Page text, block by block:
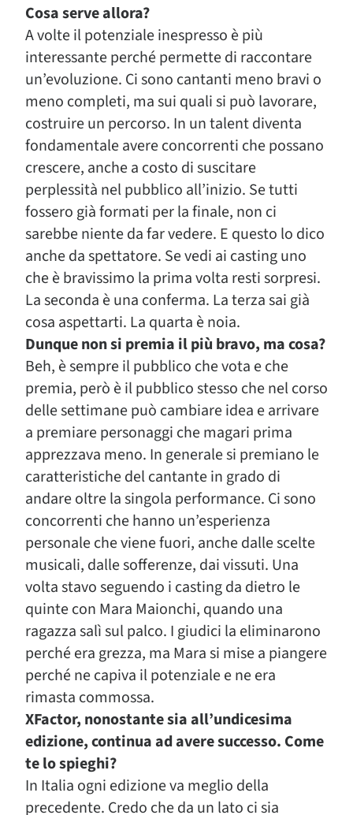
Cosa serve allora?
A volte il potenziale inespresso è più
interessante perché permette di raccontare
un’evoluzione. Ci sono cantanti meno bravi o
meno completi, ma sui quali si può lavorare,
costruire un percorso. In un talent diventa
fondamentale avere concorrenti che possano
crescere, anche a costo di suscitare
perplessità nel pubblico all’inizio. Se tutti
fossero già formati per la finale, non ci
sarebbe niente da far vedere. E questo lo dico
anche da spettatore. Se vedi ai casting uno
che è bravissimo la prima volta resti sorpresi.
La seconda è una conferma. La terza sai già
cosa aspettarti. La quarta è noia.
Dunque non si premia il più bravo, ma cosa?
Beh, è sempre il pubblico che vota e che
premia, però è il pubblico stesso che nel corso
delle settimane può cambiare idea e arrivare
a premiare personaggi che magari prima
apprezzava meno. In generale si premiano le
caratteristiche del cantante in grado di
andare oltre la singola performance. Ci sono
concorrenti che hanno un’esperienza
personale che viene fuori, anche dalle scelte
musicali, dalle sofferenze, dai vissuti. Una
volta stavo seguendo i casting da dietro le
quinte con Mara Maionchi, quando una
ragazza salì sul palco. I giudici la eliminarono
perché era grezza, ma Mara si mise a piangere
perché ne capiva il potenziale e ne era
rimasta commossa.
XFactor, nonostante sia all’undicesima
edizione, continua ad avere successo. Come
te lo spieghi?
In Italia ogni edizione va meglio della
precedente. Credo che da un lato ci sia